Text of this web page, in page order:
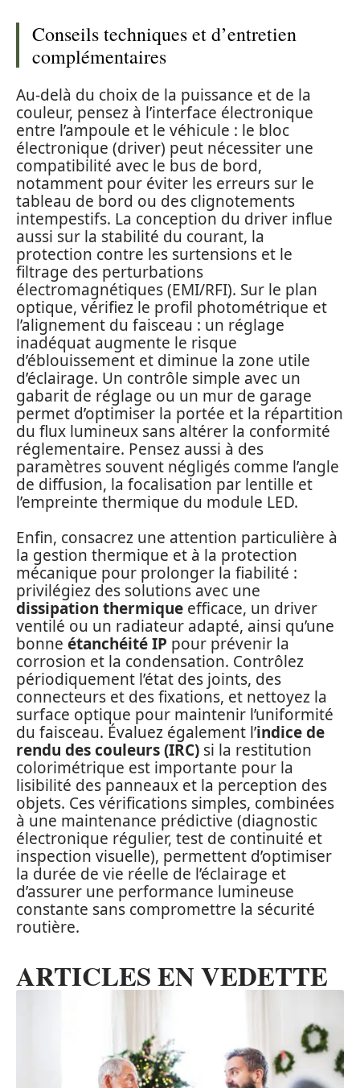
Conseils techniques et d’entretien
complémentaires
Au-delà du choix de la puissance et de la
couleur, pensez à l’interface électronique
entre l’ampoule et le véhicule : le bloc
électronique (driver) peut nécessiter une
compatibilité avec le bus de bord,
notamment pour éviter les erreurs sur le
tableau de bord ou des clignotements
intempestifs. La conception du driver influe
aussi sur la stabilité du courant, la
protection contre les surtensions et le
filtrage des perturbations
électromagnétiques (EMI/RFI). Sur le plan
optique, vérifiez le profil photométrique et
l’alignement du faisceau : un réglage
inadéquat augmente le risque
d’éblouissement et diminue la zone utile
d’éclairage. Un contrôle simple avec un
gabarit de réglage ou un mur de garage
permet d’optimiser la portée et la répartition
du flux lumineux sans altérer la conformité
réglementaire. Pensez aussi à des
paramètres souvent négligés comme l’angle
de diffusion, la focalisation par lentille et
l’empreinte thermique du module LED.
Enfin, consacrez une attention particulière à
la gestion thermique et à la protection
mécanique pour prolonger la fiabilité :
privilégiez des solutions avec une
dissipation thermique efficace, un driver
ventilé ou un radiateur adapté, ainsi qu’une
bonne étanchéité IP pour prévenir la
corrosion et la condensation. Contrôlez
périodiquement l’état des joints, des
connecteurs et des fixations, et nettoyez la
surface optique pour maintenir l’uniformité
du faisceau. Évaluez également l’indice de
rendu des couleurs (IRC) si la restitution
colorimétrique est importante pour la
lisibilité des panneaux et la perception des
objets. Ces vérifications simples, combinées
à une maintenance prédictive (diagnostic
électronique régulier, test de continuité et
inspection visuelle), permettent d’optimiser
la durée de vie réelle de l’éclairage et
d’assurer une performance lumineuse
constante sans compromettre la sécurité
routière.
ARTICLES EN VEDETTE